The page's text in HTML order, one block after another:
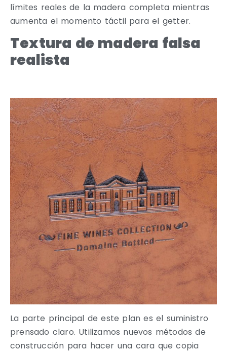
límites reales de la madera completa mientras
aumenta el momento táctil para el getter.
Textura de madera falsa
realista
La parte principal de este plan es el suministro
prensado claro. Utilizamos nuevos métodos de
construcción para hacer una cara que copia